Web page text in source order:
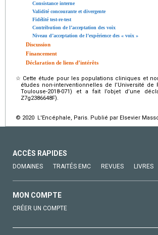
Consistance interne
Validité concourante et divergente
Fidélité test-re-test
Contribution de l’acceptation des voix
Niveau d’acceptation de l’expérience des « voix »
Discussion
Financement
Déclaration de liens d’intérêts
☆ Cette étude pour les populations cliniques et
études non-interventionnelles de l’Université de
Toulouse-2018-071) et a fait l’objet d’une
Z7g2386648F).
© 2020 L'Encéphale, Paris. Publié par Elsevier
ACCÈS RAPIDES
DOMAINES TRAITÉS EMC REVUES LIVRES
MON COMPTE
CRÉER UN COMPTE